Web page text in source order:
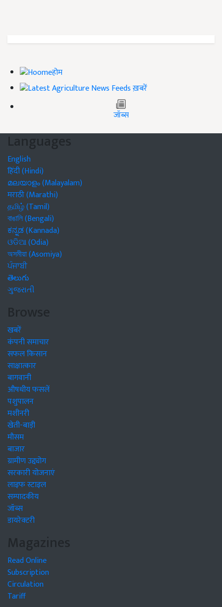
होम
ख़बरें
जॉब्स
Languages
English
हिंदी (Hindi)
മലയാളം (Malayalam)
मराठी (Marathi)
தமிழ் (Tamil)
বাঙালি (Bengali)
ಕನ್ನಡ (Kannada)
ଓଡିଆ (Odia)
অসমীয়া (Asomiya)
ਪੰਜਾਬੀ
తెలుగు
ગુજરાતી
Browse
खबरें
कंपनी समाचार
सफल किसान
साक्षात्कार
बागवानी
औषधीय फसलें
पशुपालन
मशीनरी
खेती-बाड़ी
मौसम
बाजार
ग्रामीण उद्द्योग
सरकारी योजनाएं
लाइफ स्टाइल
सम्पादकीय
जॉब्स
डायरेक्टरी
Magazines
Read Online
Subscription
Circulation
Tariff